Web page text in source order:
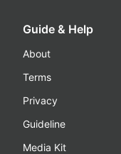
Guide & Help
About
Terms
Privacy
Guideline
Media Kit